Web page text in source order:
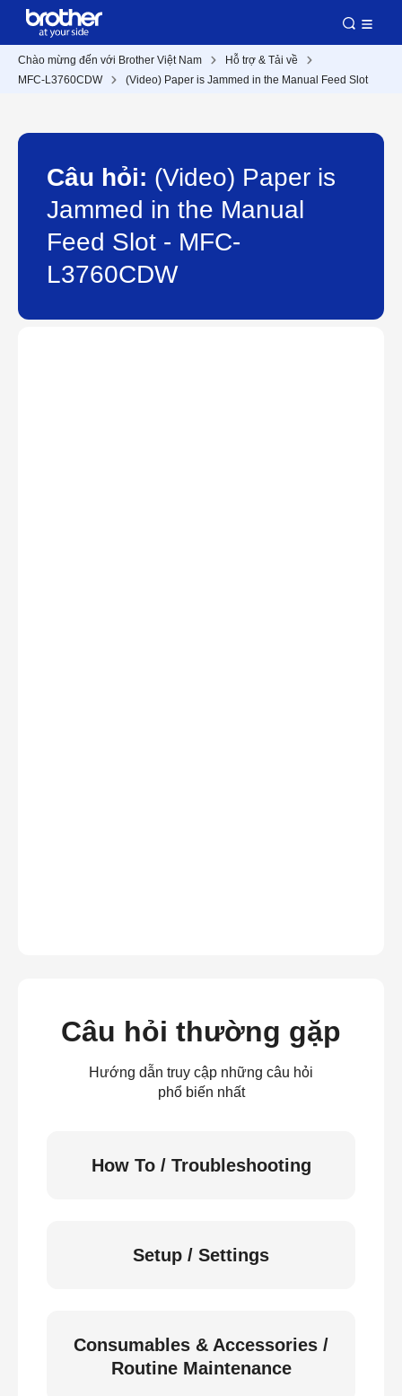
Chào mừng đến với Brother Việt Nam
Hỗ trợ & Tải về
MFC-L3760CDW
(Video) Paper is Jammed in the Manual Feed Slot
Câu hỏi: (Video) Paper is
Jammed in the Manual
Feed Slot - MFC-
L3760CDW
Câu hỏi thường gặp
Hướng dẫn truy cập những câu hỏi
phổ biến nhất
How To / Troubleshooting
Setup / Settings
Consumables & Accessories /
Routine Maintenance